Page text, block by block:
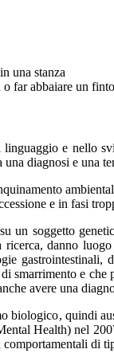
una stanza
far abbaiare un
e nello
diagnosi e una
e in fasi
soggetto
danno
smarrimento e
avere una
biologico, quindi
Health) nel